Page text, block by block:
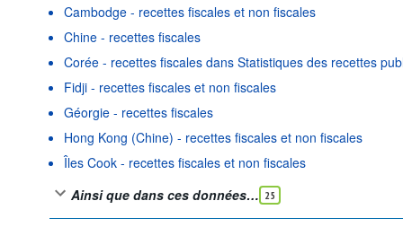
Cambodge - recettes fiscales et non fiscales
Chine - recettes fiscales
Corée - recettes fiscales dans Statistiques des recettes
Fidji - recettes fiscales et non fiscales
Géorgie - recettes fiscales
Hong Kong (Chine) - recettes fiscales et non fiscales
Îles Cook - recettes fiscales et non fiscales
Ainsi que dans ces données… 25